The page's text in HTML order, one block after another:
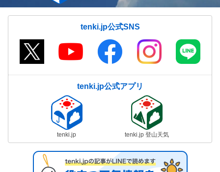
tenki.jp公式SNS
tenki.jp公式アプリ
tenki.jp tenki.jp 登山天気